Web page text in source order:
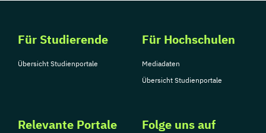
Für Studierende
Übersicht Studienportale
Für Hochschulen
Mediadaten
Übersicht Studienportale
Relevante Portale Folge uns auf